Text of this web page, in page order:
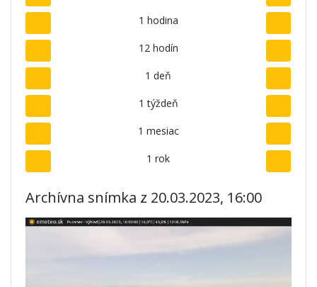
1 hodina
12 hodín
1 deň
1 týždeň
1 mesiac
1 rok
Archívna snímka z 20.03.2023, 16:00